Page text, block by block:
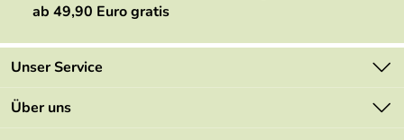
ab 49,90 Euro gratis
Unser Service
Kontakt
Über uns